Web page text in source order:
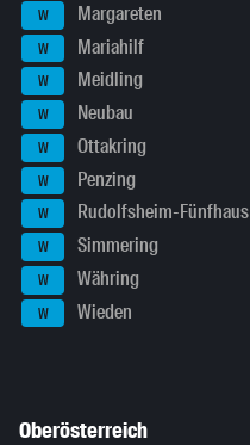
W Margareten
W Mariahilf
W Meidling
W Neubau
W Ottakring
W Penzing
W Rudolfsheim-Fünfhaus
W Simmering
W Währing
W Wieden
Oberösterreich